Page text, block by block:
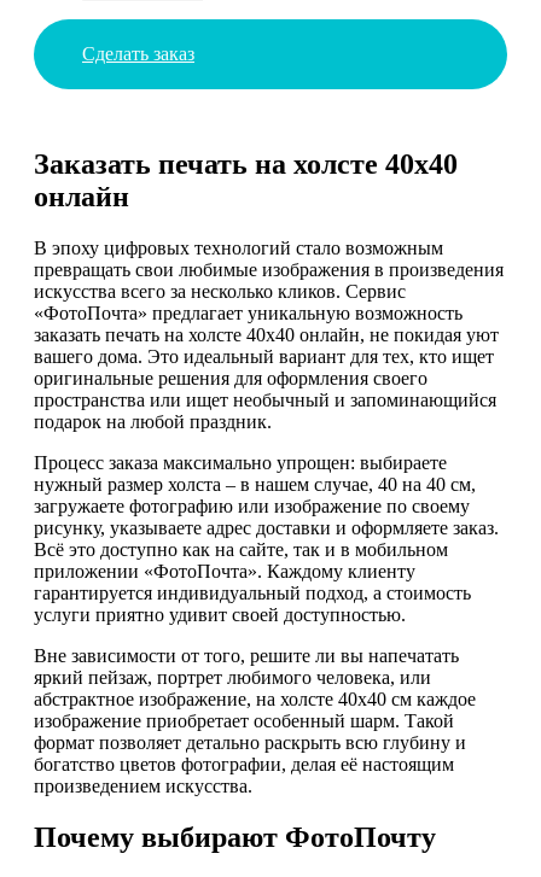
Сделать заказ
Заказать печать на холсте 40х40
онлайн
В эпоху цифровых технологий стало возможным
превращать свои любимые изображения в произведения
искусства всего за несколько кликов. Сервис
«ФотоПочта» предлагает уникальную возможность
заказать печать на холсте 40х40 онлайн, не покидая уют
вашего дома. Это идеальный вариант для тех, кто ищет
оригинальные решения для оформления своего
пространства или ищет необычный и запоминающийся
подарок на любой праздник.
Процесс заказа максимально упрощен: выбираете
нужный размер холста – в нашем случае, 40 на 40 см,
загружаете фотографию или изображение по своему
рисунку, указываете адрес доставки и оформляете заказ.
Всё это доступно как на сайте, так и в мобильном
приложении «ФотоПочта». Каждому клиенту
гарантируется индивидуальный подход, а стоимость
услуги приятно удивит своей доступностью.
Вне зависимости от того, решите ли вы напечатать
яркий пейзаж, портрет любимого человека, или
абстрактное изображение, на холсте 40x40 см каждое
изображение приобретает особенный шарм. Такой
формат позволяет детально раскрыть всю глубину и
богатство цветов фотографии, делая её настоящим
произведением искусства.
Почему выбирают ФотоПочту